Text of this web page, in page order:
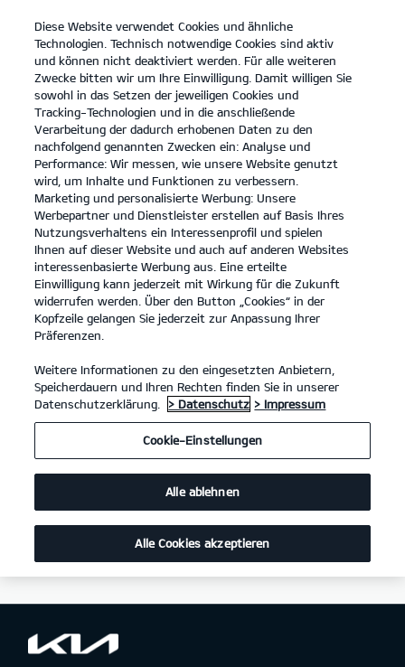
open
menu
KONTAKT
IMPRESSUM
IMPRESSUM
Autohaus Dinnebier GmbH
Karlsruher Str. 25-27
10711 Berlin
Tel: 030/894087-100
E-Mail:kurfuerstendamm@dinnebiergruppe.de
Geschäftsführer/in: Uwe Dinnebier
Rechtsform: GmbH
Handelsregister: Neuruppin 1369
DE 153862818
Sitz der Gesellschaft: Wittenberge
Nichtteilnahme an Verfahren der Verbraucherschlichtungsstelle
Verkäufer/Auftragnehmer wird nicht an einem Streitbeilegungsverfahren
vor einer Verbraucherschlichtungsstelle im Sinne des VSBG teilnehmen
Verantwortlicher im Sinne von § 18 Abs. 2 MStV: Uwe Dinnebier
Autohaus Dinnebier GmbH
Karlsruher Str. 25-27
Deutschland
Diese Website verwendet Cookies und ähnliche
Technologien. Technisch notwendige Cookies sind aktiv
und können nicht deaktiviert werden. Für alle weiteren
Zwecke bitten wir um Ihre Einwilligung. Damit willigen Sie
sowohl in das Setzen der jeweiligen Cookies und
Tracking-Technologien und in die anschließende
Verarbeitung der dadurch erhobenen Daten zu den
nachfolgend genannten Zwecken ein: Analyse und
Performance: Wir messen, wie unsere Website genutzt
wird, um Inhalte und Funktionen zu verbessern.
Marketing und personalisierte Werbung: Unsere
Werbepartner und Dienstleister erstellen auf Basis Ihres
Nutzungsverhaltens ein Interessenprofil und spielen
Ihnen auf dieser Website und auch auf anderen Websites
interessenbasierte Werbung aus. Eine erteilte
Einwilligung kann jederzeit mit Wirkung für die Zukunft
widerrufen werden. Über den Button „Cookies“ in der
Kopfzeile gelangen Sie jederzeit zur Anpassung Ihrer
Präferenzen.
Weitere Informationen zu den eingesetzten Anbietern,
Speicherdauern und Ihren Rechten finden Sie in unserer
Datenschutzerklärung.
> Datenschutz > Impressum
Cookie-Einstellungen
Alle ablehnen
Alle Cookies akzeptieren